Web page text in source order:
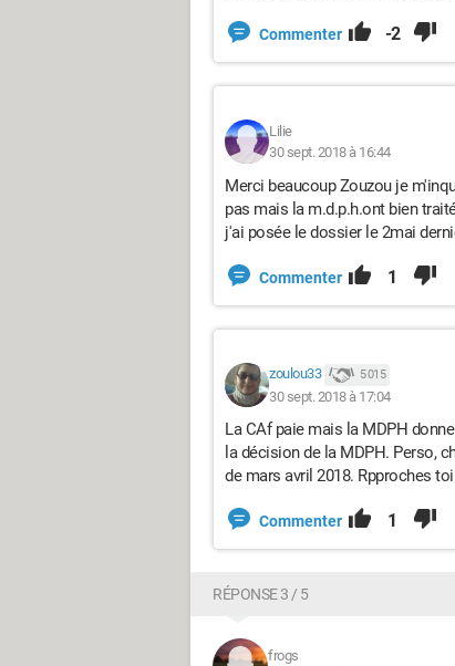
Commenter -2
Lilie
30 sept. 2018 à 16:44
Merci beaucoup Zouzou je
pas mais la m.d.p.h.ont bien
j'ai posée le dossier le 2mai
Commenter 1
zoulou33 5 015
30 sept. 2018 à 17:04
La CAf paie mais la MDPH
la décision de la MDPH. Perso,
de mars avril 2018. Rpproches
Commenter 1
RÉPONSE 3 / 5
frogs